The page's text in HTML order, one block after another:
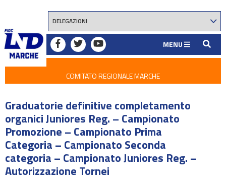
MENU
COMITATO REGIONALE MARCHE
Graduatorie definitive completamento
organici Juniores Reg. – Campionato
Promozione – Campionato Prima
Categoria – Campionato Seconda
categoria – Campionato Juniores Reg. –
Autorizzazione Tornei